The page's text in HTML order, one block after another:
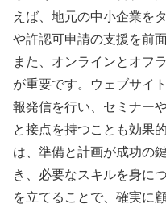
えば、地元の中小企業を
や許認可申請の支援を前
また、オンラインとオフ
が重要です。ウェブサイ
報発信を行い、セミナー
と接点を持つことも効果
は、準備と計画が成功の
き、必要なスキルを身に
を立てることで、確実に